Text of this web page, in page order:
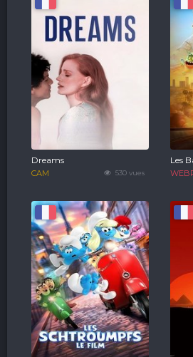
530 vues
Dreams
CAM
Les